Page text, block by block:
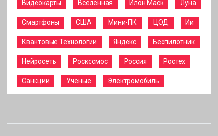
Видеокарты Вселенная Илон Маск Луна
Смартфоны США Мини-ПК ЦОД Ии
Квантовые Технологии Яндекс Беспилотник
Нейросеть Роскосмос Россия Ростех
Санкции Учёные Электромобиль